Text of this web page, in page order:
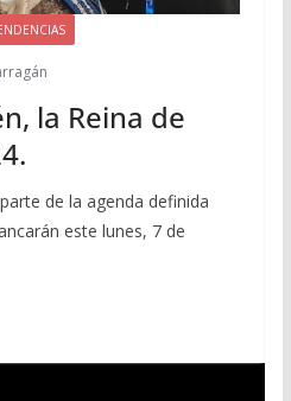
la Reina de
de la agenda definida
este lunes, 7 de